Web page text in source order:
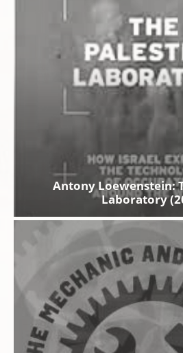
Antony Loewenstein:
Laboratory